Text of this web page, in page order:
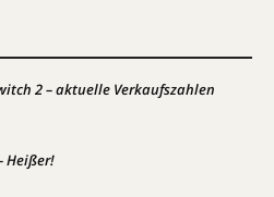
2 – aktuelle Verkaufszahlen
Heißer!